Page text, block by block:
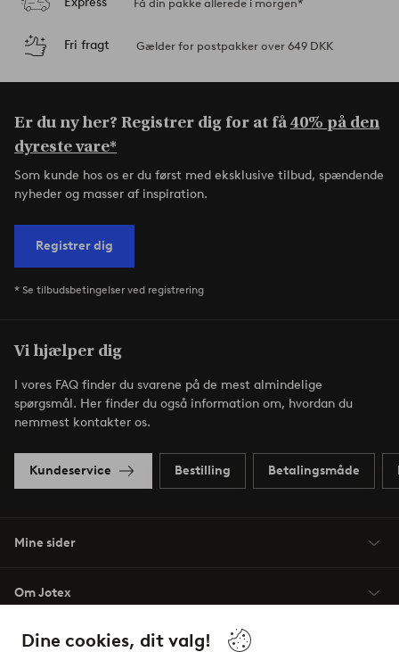
Dine cookies, dit valg!
Få din pakke allerede i morgen*
Fri fragt Gælder for postpakker over 649 DKK
Er du ny her? Registrer dig for at få40% på den
dyreste vare*
Som kunde hos os er du først med eksklusive tilbud, spændende
nyheder og masser af inspiration.
Registrer dig
* Se tilbudsbetingelser ved registrering
Vi hjælper dig
I vores FAQ finder du svarene på de mest almindelige
spørgsmål. Her finder du også information om, hvordan du
nemmest kontakter os.
Kundeservice Bestilling Betalingsmåde
Mine sider
Om Jotex
Vilkår